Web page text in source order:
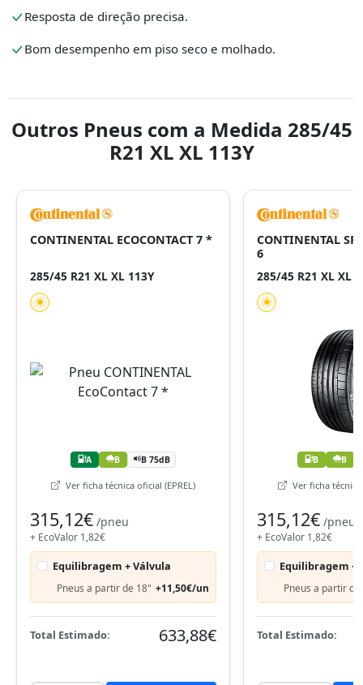
Resposta de direção precisa.
Bom desempenho em piso seco e molhado.
Outros Pneus com a Medida 285/45
R21 XL XL 113Y
CONTINENTAL ECOCONTACT 7 *
285/45 R21 XL XL 113Y
A B B 75dB
Ver ficha técnica oficial (EPREL)
315,12€ /pneu
+ EcoValor 1,82€
Equilibragem + Válvula
Pneus a partir de 18" +11,50€/un
Total Estimado: 633,88€
CONTINENTAL
6
285/45 R21 XL XL
B B
Ver ficha técnica
315,12€ /pneu
+ EcoValor 1,82€
Equilibragem +
Pneus a partir
Total Estimado: